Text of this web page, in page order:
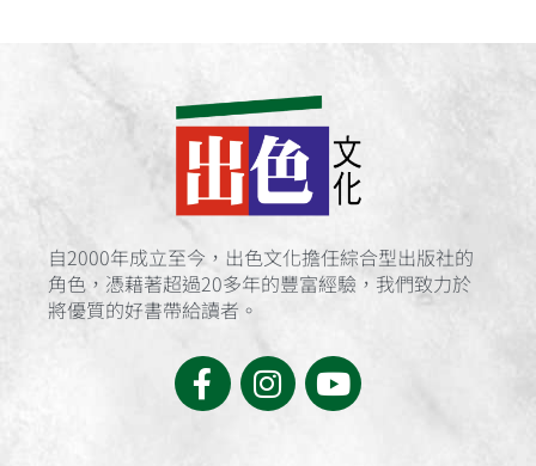
自2000年成立至今，出色文化擔任綜合型出版社的
角色，憑藉著超過20多年的豐富經驗，我們致力於
將優質的好書帶給讀者。
F
a
I
n
Y
o